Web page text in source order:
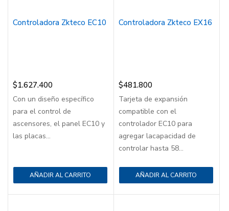
Controladora Zkteco EC10
$1.627.400
Con un diseño específico
para el control de
ascensores, el panel EC10 y
las placas...
AÑADIR AL CARRITO
Controladora Zkteco EX16
$481.800
Tarjeta de expansión
compatible con el
controlador EC10 para
agregar lacapacidad de
controlar hasta 58...
AÑADIR AL CARRITO